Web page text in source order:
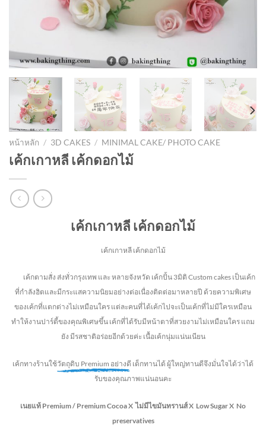
หน้าหลัก / 3D CAKES / MINIMAL CAKE/ PHOTO CAKE
เค้กเกาหลี เค้กดอกไม้
เค้กเกาหลี เค้กดอกไม้
เค้กเกาหลี เค้กดอกไม้
เค้กตามสั่ง ส่งทั่วกรุงเทพ และ หลายจังหวัด เค้กปั้น 3มิติ Custom cakes เป็นเค้ก
ที่กำลังฮิตและมีกระแสความนิยมอย่างต่อเนื่องติดต่อมาหลายปี ด้วยความพิเศษ
ของเค้กที่แตกต่างไม่เหมือนใคร แต่ละคนที่ได้เค้กไปจะเป็นเค้กที่ไม่มีใครเหมือน
ทำให้งานปาร์ตี้ของคุณพิเศษขึ้น เค้กที่ได้รับมีหน้าตาที่สวยงามไม่เหมือนใคร แถม
ยัง มีรสชาติอร่อยอีกด้วยค่ะ เนื้อเค้กนุ่มแน่นเนียน
เค้กทางร้านใช้วัตถุดิบ Premium อย่างดี เด็กทานได้ ผู้ใหญ่ทานดีจึงมั่นใจได้ว่าได้
รับของคุณภาพแน่นอนคะ
เนยแท้ Premium / Premium CocoaX ไม่มีไขมันทรานส์X Low SugarX No
preservatives